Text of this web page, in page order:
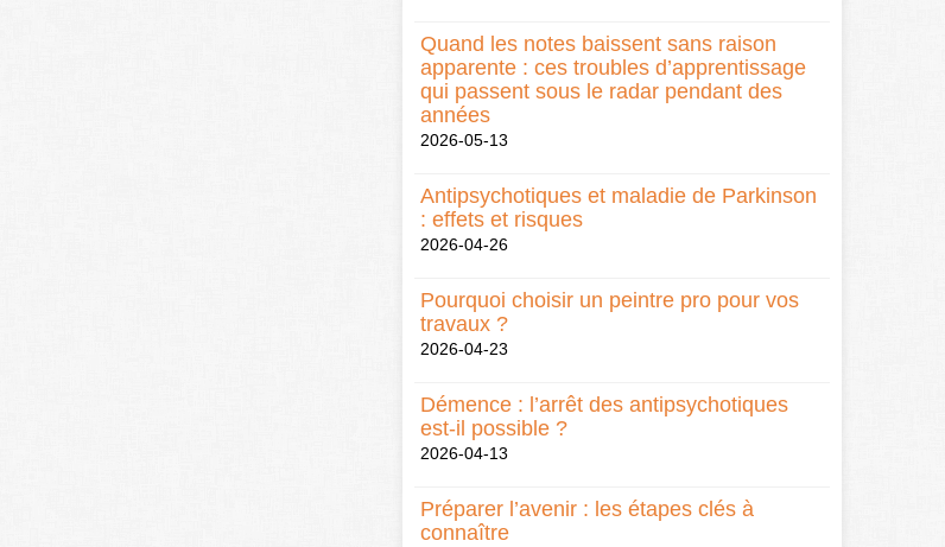
Quand les notes baissent sans raison
apparente : ces troubles d’apprentissage
qui passent sous le radar pendant des
années
2026-05-13
Antipsychotiques et maladie de Parkinson
: effets et risques
2026-04-26
Pourquoi choisir un peintre pro pour vos
travaux ?
2026-04-23
Démence : l’arrêt des antipsychotiques
est-il possible ?
2026-04-13
Préparer l’avenir : les étapes clés à
connaître